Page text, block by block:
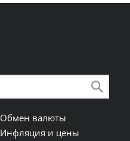
Обмен валюты
Инфляция и цены